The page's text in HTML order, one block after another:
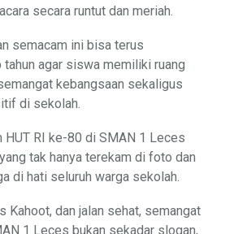
secara runtut dan meriah.
semacam ini bisa terus
agar siswa memiliki ruang
kebangsaan sekaligus
di sekolah.
HUT RI ke-80 di SMAN 1 Leces
tak hanya terekam di foto dan
di hati seluruh warga sekolah.
Kahoot, dan jalan sehat, semangat
1 Leces bukan sekadar slogan,